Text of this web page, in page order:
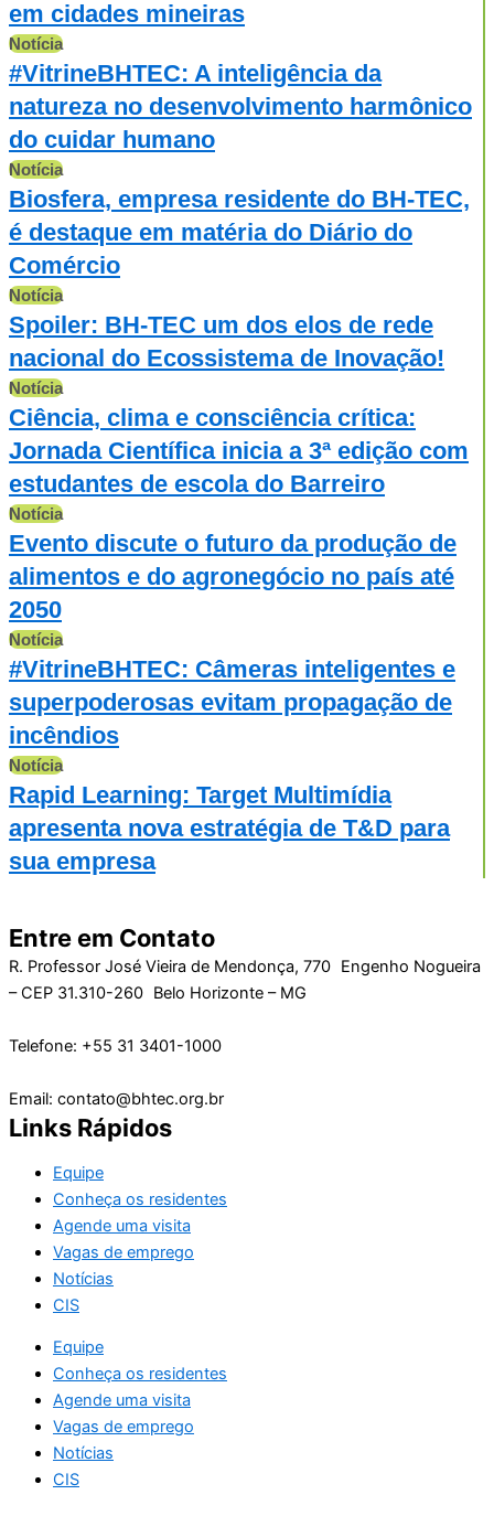
em cidades mineiras
Notícia
#VitrineBHTEC: A inteligência da
natureza no desenvolvimento harmônico
do cuidar humano
Notícia
Biosfera, empresa residente do BH-TEC,
é destaque em matéria do Diário do
Comércio
Notícia
Spoiler: BH-TEC um dos elos de rede
nacional do Ecossistema de Inovação!
Notícia
Ciência, clima e consciência crítica:
Jornada Científica inicia a 3ª edição com
estudantes de escola do Barreiro
Notícia
Evento discute o futuro da produção de
alimentos e do agronegócio no país até
2050
Notícia
#VitrineBHTEC: Câmeras inteligentes e
superpoderosas evitam propagação de
incêndios
Notícia
Rapid Learning: Target Multimídia
apresenta nova estratégia de T&D para
sua empresa
Entre em Contato
R. Professor José Vieira de Mendonça, 770 Engenho Nogueira
– CEP 31.310-260 Belo Horizonte – MG
Telefone: +55 31 3401-1000
Email: contato@bhtec.org.br
Links Rápidos
Equipe
Conheça os residentes
Agende uma visita
Vagas de emprego
Notícias
CIS
Equipe
Conheça os residentes
Agende uma visita
Vagas de emprego
Notícias
CIS